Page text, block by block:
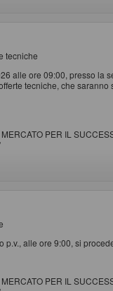
tecniche
alle ore 09:00, presso la
tecniche, che
PER IL
p.v., alle ore 9:00, si
PER IL